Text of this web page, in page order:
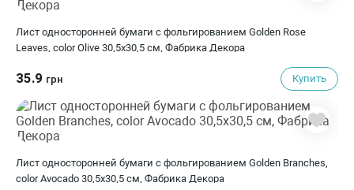
Лист односторонней бумаги с фольгированием Golden Rose
Leaves, color Olive 30,5х30,5 см, Фабрика Декора
35.9 грн Купить
Лист односторонней бумаги с фольгированием Golden Branches,
color Avocado 30,5х30,5 см, Фабрика Декора